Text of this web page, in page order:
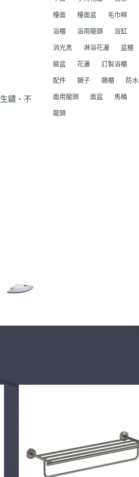
鏽、不
檯面 檯面盆 毛巾桿
浴櫃 浴用龍頭 浴缸
消光黑 淋浴花灑 盆櫃
臉盆 花灑 訂製浴櫃
配件 鏡子 鏡櫃 防水
面用龍頭 面盆 馬桶
龍頭